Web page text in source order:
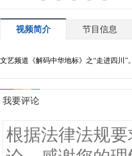
视频简介 节目信息
文艺频道《解码中华地标》之“走进四川”。